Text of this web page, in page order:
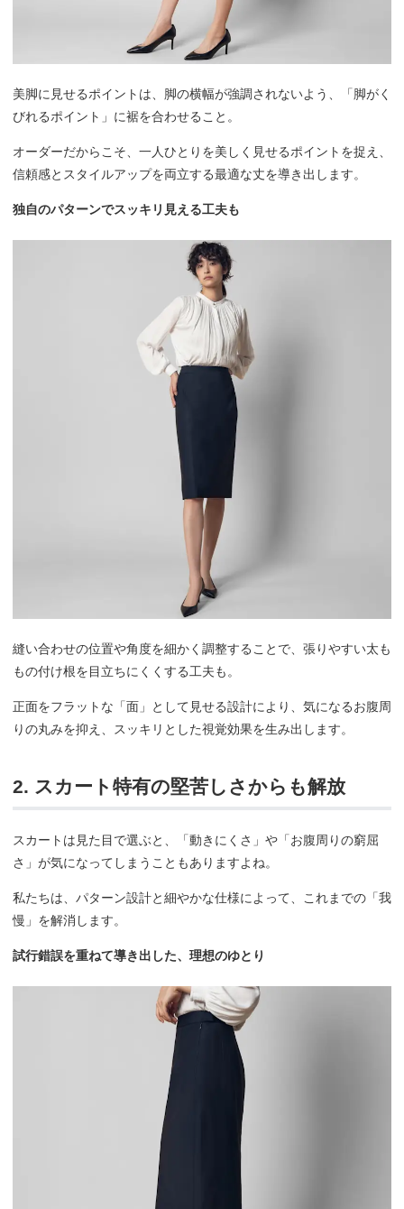
美脚に見せるポイントは、脚の横幅が強調されないよう、「脚がく
びれるポイント」に裾を合わせること。
オーダーだからこそ、一人ひとりを美しく見せるポイントを捉え、
信頼感とスタイルアップを両立する最適な丈を導き出します。
独自のパターンでスッキリ見える工夫も
縫い合わせの位置や角度を細かく調整することで、張りやすい太も
もの付け根を目立ちにくくする工夫も。
正面をフラットな「面」として見せる設計により、気になるお腹周
りの丸みを抑え、スッキリとした視覚効果を生み出します。
2. スカート特有の堅苦しさからも解放
スカートは見た目で選ぶと、「動きにくさ」や「お腹周りの窮屈
さ」が気になってしまうこともありますよね。
私たちは、パターン設計と細やかな仕様によって、これまでの「我
慢」を解消します。
試行錯誤を重ねて導き出した、理想のゆとり